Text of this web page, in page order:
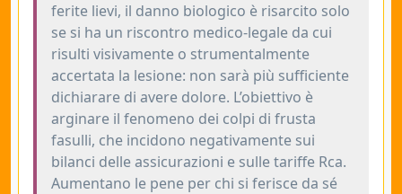
ferite lievi, il danno biologico è risarcito solo
se si ha un riscontro medico-legale da cui
risulti visivamente o strumentalmente
accertata la lesione: non sarà più sufficiente
dichiarare di avere dolore. L’obiettivo è
arginare il fenomeno dei colpi di frusta
fasulli, che incidono negativamente sui
bilanci delle assicurazioni e sulle tariffe Rca.
Aumentano le pene per chi si ferisce da sé